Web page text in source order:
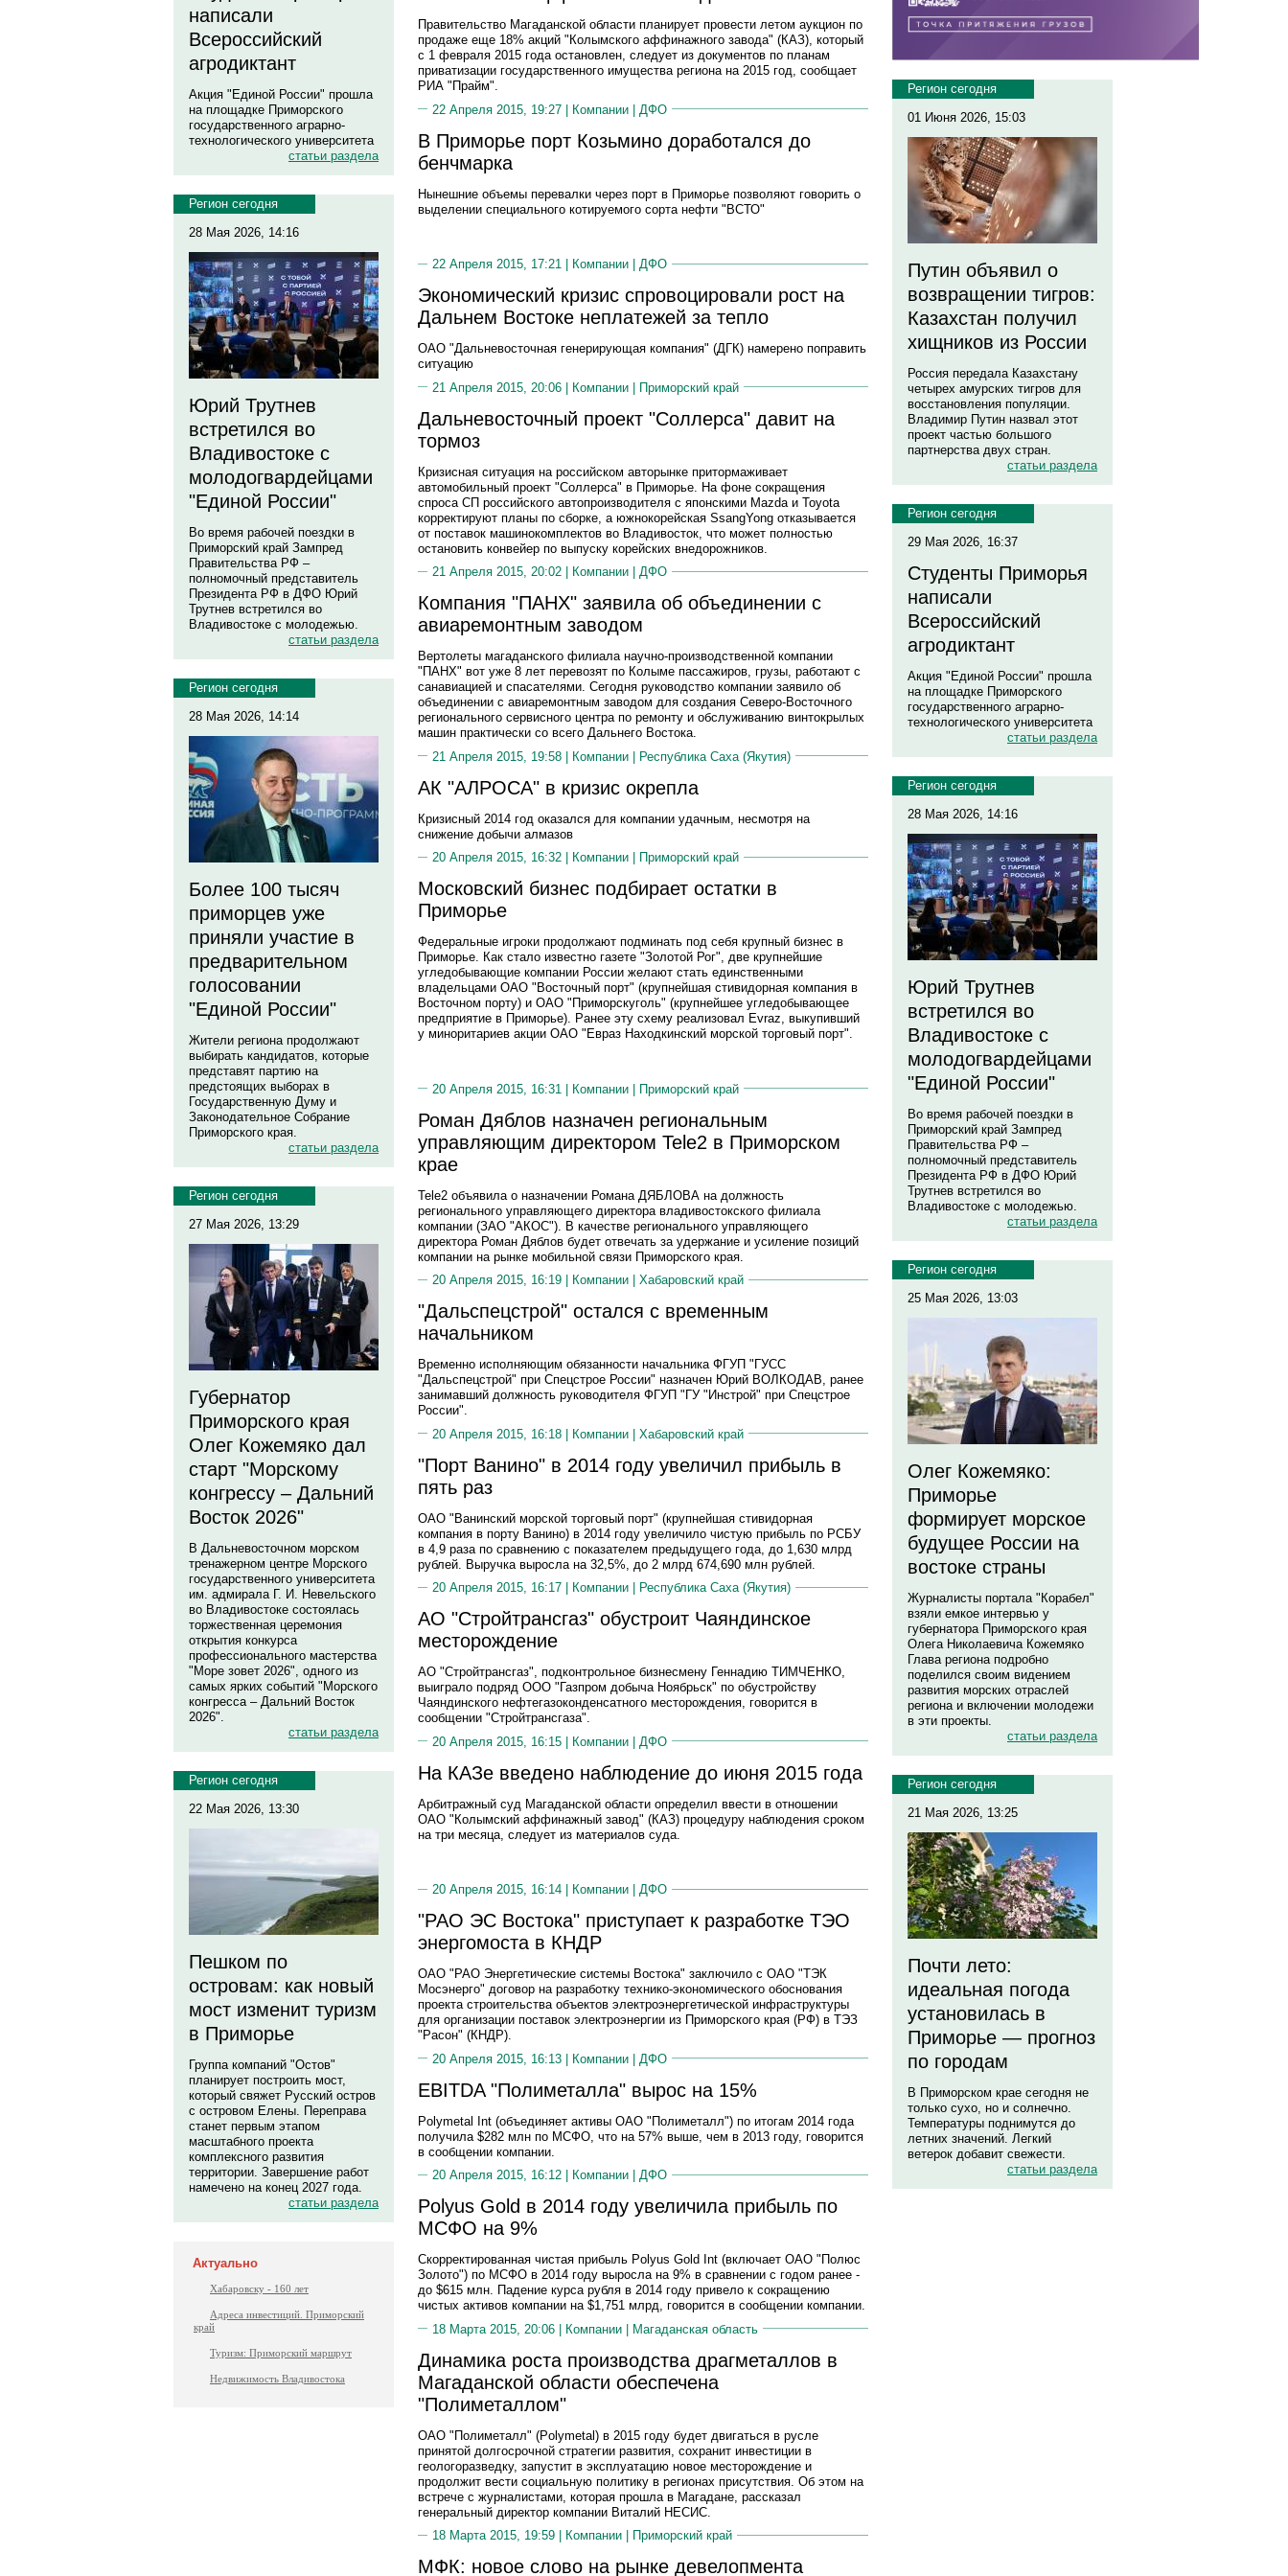
написали
Всероссийский
агродиктант
Акция "Единой России" прошла
на площадке Приморского
государственного аграрно-
технологического университета
статьи раздела
Регион сегодня
28 Мая 2026, 14:16
Юрий Трутнев
встретился во
Владивостоке с
молодогвардейцами
"Единой России"
Во время рабочей поездки в
Приморский край Зампред
Правительства РФ –
полномочный представитель
Президента РФ в ДФО Юрий
Трутнев встретился во
Владивостоке с молодежью.
статьи раздела
Регион сегодня
28 Мая 2026, 14:14
Более 100 тысяч
приморцев уже
приняли участие в
предварительном
голосовании
"Единой России"
Жители региона продолжают
выбирать кандидатов, которые
представят партию на
предстоящих выборах в
Государственную Думу и
Законодательное Собрание
Приморского края.
статьи раздела
Регион сегодня
27 Мая 2026, 13:29
Губернатор
Приморского края
Олег Кожемяко дал
старт "Морскому
конгрессу – Дальний
Восток 2026"
В Дальневосточном морском
тренажерном центре Морского
государственного университета
им. адмирала Г. И. Невельского
во Владивостоке состоялась
торжественная церемония
открытия конкурса
профессионального мастерства
"Море зовет 2026", одного из
самых ярких событий "Морского
конгресса – Дальний Восток
2026".
статьи раздела
Регион сегодня
22 Мая 2026, 13:30
Пешком по
островам: как новый
мост изменит туризм
в Приморье
Группа компаний "Остов"
планирует построить мост,
который свяжет Русский остров
с островом Елены. Переправа
станет первым этапом
масштабного проекта
комплексного развития
территории. Завершение работ
намечено на конец 2027 года.
статьи раздела
Актуально
Хабаровску - 160 лет
Адреса инвестиций. Приморский
край
Туризм: Приморский маршрут
Недвижимость Владивостока
Правительство Магаданской области планирует провести летом аукцион по
продаже еще 18% акций "Колымского аффинажного завода" (КАЗ), который
с 1 февраля 2015 года остановлен, следует из документов по планам
приватизации государственного имущества региона на 2015 год, сообщает
РИА "Прайм".
22 Апреля 2015, 19:27 | Компании | ДФО
В Приморье порт Козьмино доработался до
бенчмарка
Нынешние объемы перевалки через порт в Приморье позволяют говорить о
выделении специального котируемого сорта нефти "ВСТО"
22 Апреля 2015, 17:21 | Компании ДФО
Экономический кризис спровоцировали рост на
Дальнем Востоке неплатежей за тепло
ОАО "Дальневосточная генерирующая компания" (ДГК) намерено поправить
ситуацию
21 Апреля 2015, 20:06 | Компании | Приморский край
Дальневосточный проект "Соллерса" давит на
тормоз
Кризисная ситуация на российском авторынке притормаживает
автомобильный проект "Соллерса" в Приморье. На фоне сокращения
спроса СП российского автопроизводителя с японскими Mazda и Toyota
корректируют планы по сборке, а южнокорейская SsangYong отказывается
от поставок машинокомплектов во Владивосток, что может полностью
остановить конвейер по выпуску корейских внедорожников.
21 Апреля 2015, 20:02 |
Компании ДФО
Компания "ПАНХ" заявила об объединении с
авиаремонтным заводом
Вертолеты магаданского филиала научно-производственной компании
"ПАНХ" вот уже 8 лет перевозят по Колыме пассажиров, грузы, работают с
санавиацией и спасателями. Сегодня руководство компании заявило об
объединении с авиаремонтным заводом для создания Северо-Восточного
регионального сервисного центра по ремонту и обслуживанию винтокрылых
машин практически со всего Дальнего Востока.
21 Апреля 2015, 19:58 | Компании | Республика Саха (Якутия)
АК "АЛРОСА" в кризис окрепла
Кризисный 2014 год оказался для компании удачным, несмотря на
снижение добычи алмазов
20 Апреля 2015, 16:32 |
Компании Приморский край
Московский бизнес подбирает остатки в
Приморье
Федеральные игроки продолжают подминать под себя крупный бизнес в
Приморье. Как стало известно газете "Золотой Рог", две крупнейшие
угледобывающие компании России желают стать единственными
владельцами ОАО "Восточный порт" (крупнейшая стивидорная компания в
Восточном порту) и ОАО "Приморскуголь" (крупнейшее угледобывающее
предприятие в Приморье). Ранее эту схему реализовал Evraz, выкупивший
у миноритариев акции ОАО "Евраз Находкинский морской торговый порт".
20 Апреля 2015, 16:31 | Компании | Приморский край
Роман Дяблов назначен региональным
управляющим директором Tele2 в Приморском
крае
Tele2 объявила о назначении Романа ДЯБЛОВА на должность
регионального управляющего директора владивостокского филиала
компании (ЗАО "АКОС"). В качестве регионального управляющего
директора Роман Дяблов будет отвечать за удержание и усиление позиций
компании на рынке мобильной связи Приморского края.
20 Апреля 2015, 16:19 |
Компании Хабаровский край
"Дальспецстрой" остался с временным
начальником
Временно исполняющим обязанности начальника ФГУП "ГУСС
"Дальспецстрой" при Спецстрое России" назначен Юрий ВОЛКОДАВ, ранее
занимавший должность руководителя ФГУП "ГУ "Инстрой" при Спецстрое
России".
20 Апреля 2015, 16:18 | Компании | Хабаровский край
"Порт Ванино" в 2014 году увеличил прибыль в
пять раз
ОАО "Ванинский морской торговый порт" (крупнейшая стивидорная
компания в порту Ванино) в 2014 году увеличило чистую прибыль по РСБУ
в 4,9 раза по сравнению с показателем предыдущего года, до 1,630 млрд
рублей. Выручка выросла на 32,5%, до 2 млрд 674,690 млн рублей.
20 Апреля 2015, 16:17 |
Компании Республика Саха (Якутия)
АО "Стройтрансгаз" обустроит Чаяндинское
месторождение
АО "Стройтрансгаз", подконтрольное бизнесмену Геннадию ТИМЧЕНКО,
выиграло подряд ООО "Газпром добыча Ноябрьск" по обустройству
Чаяндинского нефтегазоконденсатного месторождения, говорится в
сообщении "Стройтрансгаза".
20 Апреля 2015, 16:15 | Компании | ДФО
На КАЗе введено наблюдение до июня 2015 года
Арбитражный суд Магаданской области определил ввести в отношении
ОАО "Колымский аффинажный завод" (КАЗ) процедуру наблюдения сроком
на три месяца, следует из материалов суда.
20 Апреля 2015, 16:14 | Компании ДФО
"РАО ЭС Востока" приступает к разработке ТЭО
энергомоста в КНДР
ОАО "РАО Энергетические системы Востока" заключило с ОАО "ТЭК
Мосэнерго" договор на разработку технико-экономического обоснования
проекта строительства объектов электроэнергетической инфраструктуры
для организации поставок электроэнергии из Приморского края (РФ) в ТЭЗ
"Расон" (КНДР).
20 Апреля 2015, 16:13 | Компании | ДФО
EBITDA "Полиметалла" вырос на 15%
Polymetal Int (объединяет активы ОАО "Полиметалл") по итогам 2014 года
получила $282 млн по МСФО, что на 57% выше, чем в 2013 году, говорится
в сообщении компании.
20 Апреля 2015, 16:12 |
Компании ДФО
Polyus Gold в 2014 году увеличила прибыль по
МСФО на 9%
Скорректированная чистая прибыль Polyus Gold Int (включает ОАО "Полюс
Золото") по МСФО в 2014 году выросла на 9% в сравнении с годом ранее -
до $615 млн. Падение курса рубля в 2014 году привело к сокращению
чистых активов компании на $1,751 млрд, говорится в сообщении компании.
18 Марта 2015, 20:06 | Компании | Магаданская область
Динамика роста производства драгметаллов в
Магаданской области обеспечена
"Полиметаллом"
ОАО "Полиметалл" (Polymetal) в 2015 году будет двигаться в русле
принятой долгосрочной стратегии развития, сохранит инвестиции в
геологоразведку, запустит в эксплуатацию новое месторождение и
продолжит вести социальную политику в регионах присутствия. Об этом на
встрече с журналистами, которая прошла в Магадане, рассказал
генеральный директор компании Виталий НЕСИС.
18 Марта 2015, 19:59 |
Компании Приморский край
МФК: новое слово на рынке девелопмента
Регион сегодня
01 Июня 2026, 15:03
Путин объявил о
возвращении тигров:
Казахстан получил
хищников из России
Россия передала Казахстану
четырех амурских тигров для
восстановления популяции.
Владимир Путин назвал этот
проект частью большого
партнерства двух стран.
статьи раздела
Регион сегодня
29 Мая 2026, 16:37
Студенты Приморья
написали
Всероссийский
агродиктант
Акция "Единой России" прошла
на площадке Приморского
государственного аграрно-
технологического университета
статьи раздела
Регион сегодня
28 Мая 2026, 14:16
Юрий Трутнев
встретился во
Владивостоке с
молодогвардейцами
"Единой России"
Во время рабочей поездки в
Приморский край Зампред
Правительства РФ –
полномочный представитель
Президента РФ в ДФО Юрий
Трутнев встретился во
Владивостоке с молодежью.
статьи раздела
Регион сегодня
25 Мая 2026, 13:03
Олег Кожемяко:
Приморье
формирует морское
будущее России на
востоке страны
Журналисты портала "Корабел"
взяли емкое интервью у
губернатора Приморского края
Олега Николаевича Кожемяко
Глава региона подробно
поделился своим видением
развития морских отраслей
региона и включении молодежи
в эти проекты.
статьи раздела
Регион сегодня
21 Мая 2026, 13:25
Почти лето:
идеальная погода
установилась в
Приморье — прогноз
по городам
В Приморском крае сегодня не
только сухо, но и солнечно.
Температуры поднимутся до
летних значений. Легкий
ветерок добавит свежести.
статьи раздела